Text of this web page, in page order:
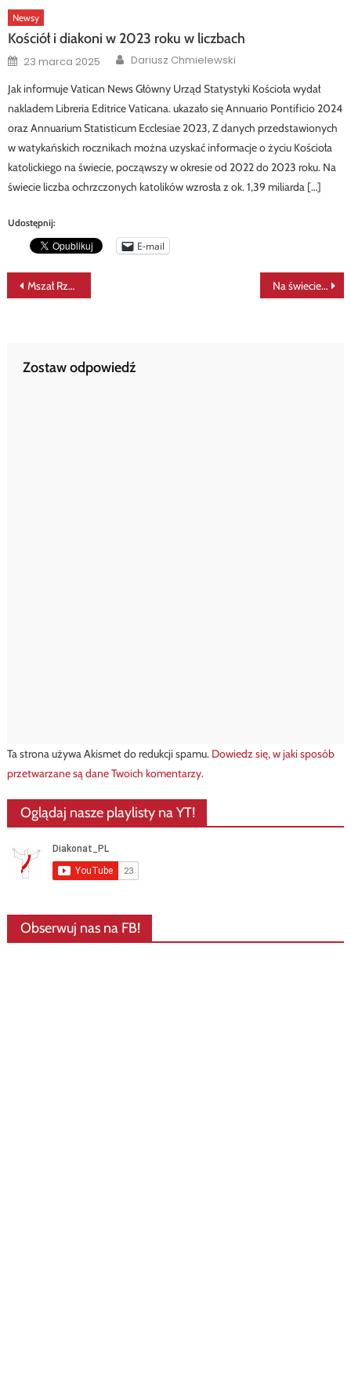
Newsy
Kościół i diakoni w 2023 roku w liczbach
Posted
on
23 marca 2025 Author
Dariusz Chmielewski
Jak informuje Vatican News Główny Urząd Statystyki Kościoła wydał
nakladem Libreria Editrice Vaticana. ukazało się Annuario Pontificio 2024
oraz Annuarium Statisticum Ecclesiae 2023, Z danych przedstawionych
w watykańskich rocznikach można uzyskać informacje o życiu Kościoła
katolickiego na świecie, począwszy w okresie od 2022 do 2023 roku. Na
świecie liczba ochrzczonych katolików wzrosła z ok. 1,39 miliarda […]
Udostępnij:
E-mail
Nawigacja
Mszał Rzymski – edycja III. Słów kilka Na świecie jest coraz więcej katolików… i diakonów
Zostaw odpowiedź
Ta strona używa Akismet do redukcji spamu. Dowiedz się, w jaki sposób
przetwarzane są dane Twoich komentarzy.
Oglądaj nasze playlisty na YT!
Obserwuj nas na FB!